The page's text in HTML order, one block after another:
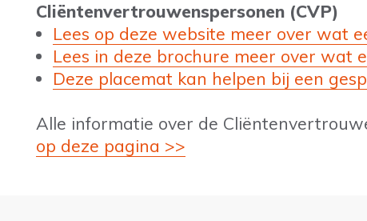
Cliëntenvertrouwenspersonen (CVP)
Lees op deze website meer over wat
Lees in deze brochure meer over wat
Deze placemat kan helpen bij een
Alle informatie over de
op deze pagina >>